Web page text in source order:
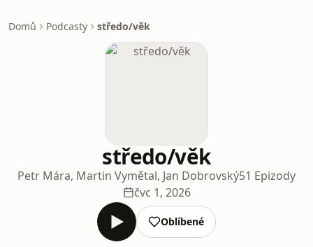
Domů Podcasty středo/věk
středo/věk
Petr Mára, Martin Vymětal, Jan Dobrovský51 Epizody
čvc 1, 2026
Oblíbené